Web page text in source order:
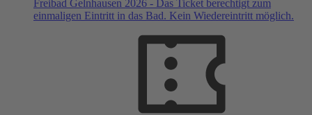
Freibad Gelnhausen 2026 - Das Ticket berechtigt zum
einmaligen Eintritt in das Bad. Kein Wiedereintritt möglich.